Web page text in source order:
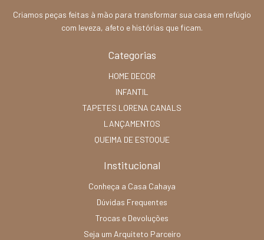
Criamos peças feitas à mão para transformar sua casa em refúgio
com leveza, afeto e histórias que ficam.
Categorias
HOME DECOR
INFANTIL
TAPETES LORENA CANALS
LANÇAMENTOS
QUEIMA DE ESTOQUE
Institucional
Conheça a Casa Cahaya
Dúvidas Frequentes
Trocas e Devoluções
Seja um Arquiteto Parceiro